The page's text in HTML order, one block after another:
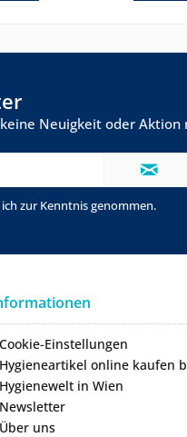
Neuigkeit oder Aktion
zur Kenntnis genommen.
Cookie-Einstellungen
Hygieneartikel online kaufen
Hygienewelt in Wien
Newsletter
Über uns